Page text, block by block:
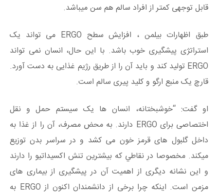
قابل‌ توجهی کمتر از افراد سالم هم سن ميباشد.
طبق اظهارات بيلمن ، افزایش سطح ERGO می تواند یک
استراتژی پیشگیری خوب باشد. با این حال، انسان نمی تواند
ERGO تولید کند و باید آن را از طریق رژیم غذایی به دست آورد.
قارچ یک منبع ارگو و کلید پیری سالم است.
او گفت: “خوشبختانه، انسان ها یک سیستم حمل و نقل
اختصاصی برای ERGO دارند. به محض مصرف، آن را از غذا به
داخل گلبول های قرمز خون می کشد و در سراسر بدن توزيع
ميكند. مخصوصا در نقاطي كه بیشترين تنش اکسیداتیو را دارند
و این نشانه دیگری از اهمیت آن در پیشگیری از بیماری های
مزمن است. اینکه چرا برخی از دانشمندان اکنون از ERGO به